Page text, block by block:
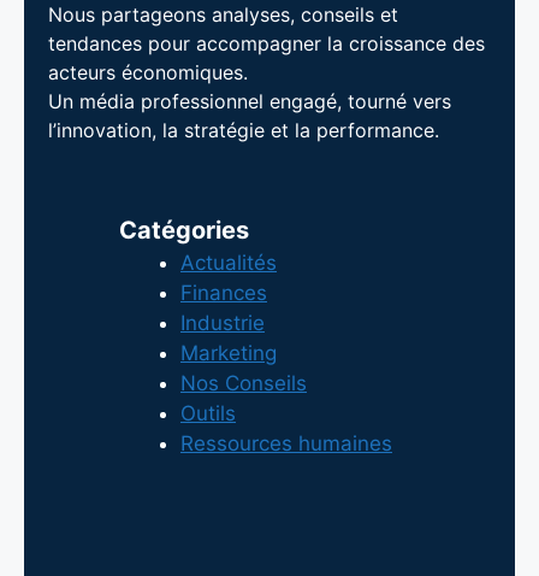
Nous partageons analyses, conseils et
tendances pour accompagner la croissance des
acteurs économiques.
Un média professionnel engagé, tourné vers
l’innovation, la stratégie et la performance.
Catégories
Actualités
Finances
Industrie
Marketing
Nos Conseils
Outils
Ressources humaines